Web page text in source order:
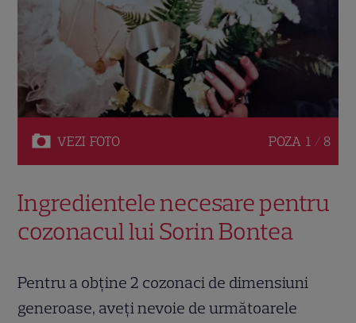
VEZI FOTO POZA 1 / 8
Ingredientele necesare pentru
cozonacul lui Sorin Bontea
Pentru a obține 2 cozonaci de dimensiuni
generoase, aveți nevoie de următoarele